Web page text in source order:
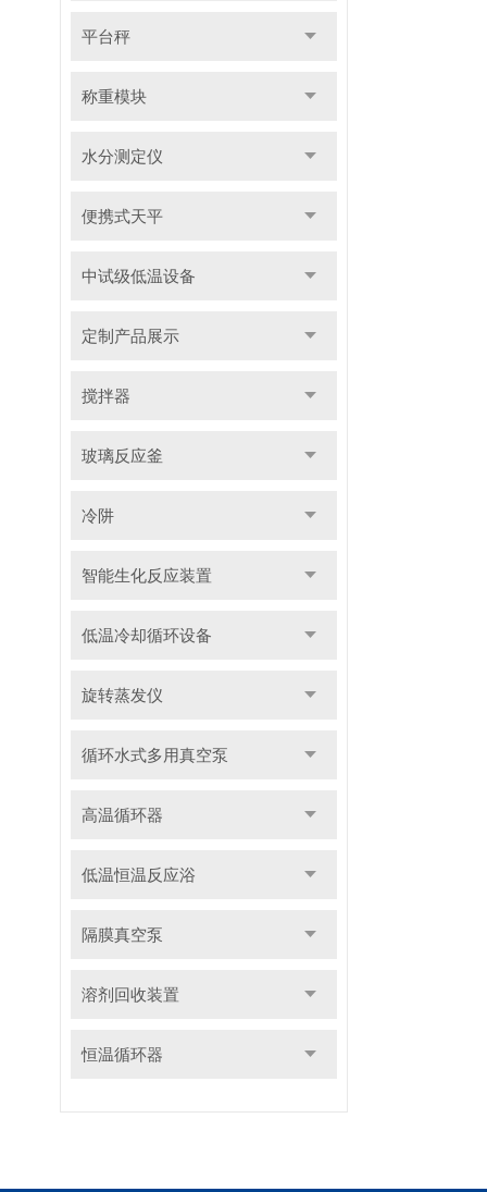
平台秤
称重模块
水分测定仪
便携式天平
中试级低温设备
定制产品展示
搅拌器
玻璃反应釜
冷阱
智能生化反应装置
低温冷却循环设备
旋转蒸发仪
循环水式多用真空泵
高温循环器
低温恒温反应浴
隔膜真空泵
溶剂回收装置
恒温循环器